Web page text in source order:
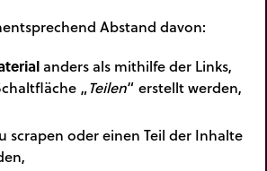
Abstand davon:
anders als mithilfe der Links,
„Teilen“ erstellt werden,
scrapen oder einen Teil der Inhalte